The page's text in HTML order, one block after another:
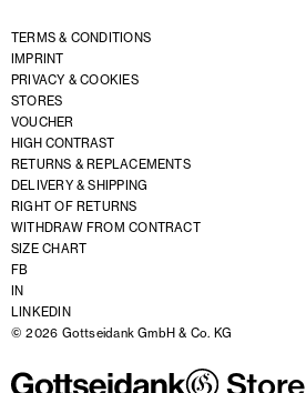
TERMS & CONDITIONS
IMPRINT
PRIVACY & COOKIES
STORES
VOUCHER
HIGH CONTRAST
RETURNS & REPLACEMENTS
DELIVERY & SHIPPING
RIGHT OF RETURNS
WITHDRAW FROM CONTRACT
SIZE CHART
FB
IN
LINKEDIN
© 2026 Gottseidank GmbH & Co. KG
Store